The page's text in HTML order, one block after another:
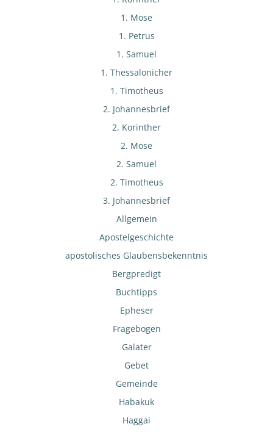
1. Mose
1. Petrus
1. Samuel
1. Thessalonicher
1. Timotheus
2. Johannesbrief
2. Korinther
2. Mose
2. Samuel
2. Timotheus
3. Johannesbrief
Allgemein
Apostelgeschichte
apostolisches Glaubensbekenntnis
Bergpredigt
Buchtipps
Epheser
Fragebogen
Galater
Gebet
Gemeinde
Habakuk
Haggai